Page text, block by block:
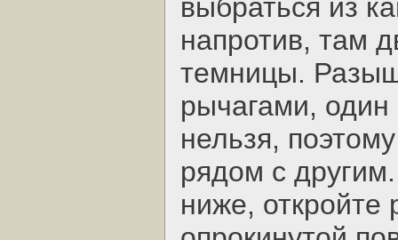
выбраться из
напротив, там
темницы.
рычагами, один
нельзя,
рядом с
ниже, откройте